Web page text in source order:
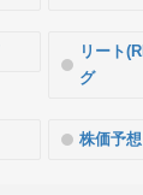
リート
グ
株価予